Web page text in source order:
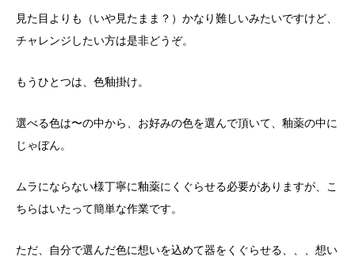
見た目よりも（いや見たまま？）かなり難しいみたいですけど、
チャレンジしたい方は是非どうぞ。
もうひとつは、色釉掛け。
選べる色は〜の中から、お好みの色を選んで頂いて、釉薬の中に
じゃぼん。
ムラにならない様丁寧に釉薬にくぐらせる必要がありますが、こ
ちらはいたって簡単な作業です。
ただ、自分で選んだ色に想いを込めて器をくぐらせる、、、想い